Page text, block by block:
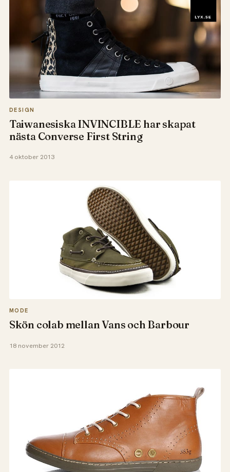
DESIGN
Taiwanesiska INVINCIBLE har skapat
nästa Converse First String
4 oktober 2013
MODE
Skön colab mellan Vans och Barbour
18 november 2012